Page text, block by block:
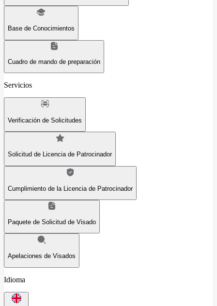
Base de Conocimientos
Cuadro de mando de preparación
Servicios
Verificación de Solicitudes
Solicitud de Licencia de Patrocinador
Cumplimiento de la Licencia de Patrocinador
Paquete de Solicitud de Visado
Apelaciones de Visados
Idioma